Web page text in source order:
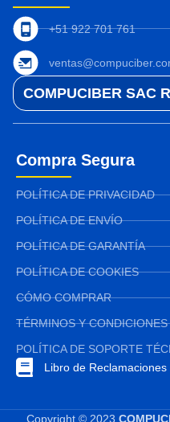
+51 922 701 761
COMPUCIBER SAC
Compra Segura
POLÍTICA DE PRIVACIDAD
POLÍTICA DE ENVÍO
POLÍTICA DE GARANTÍA
POLÍTICA DE COOKIES
CÓMO COMPRAR
TÉRMINOS Y CONDICIONES
POLÍTICA DE SOPORTE
Libro de Reclamaciones
Copyright © 2023